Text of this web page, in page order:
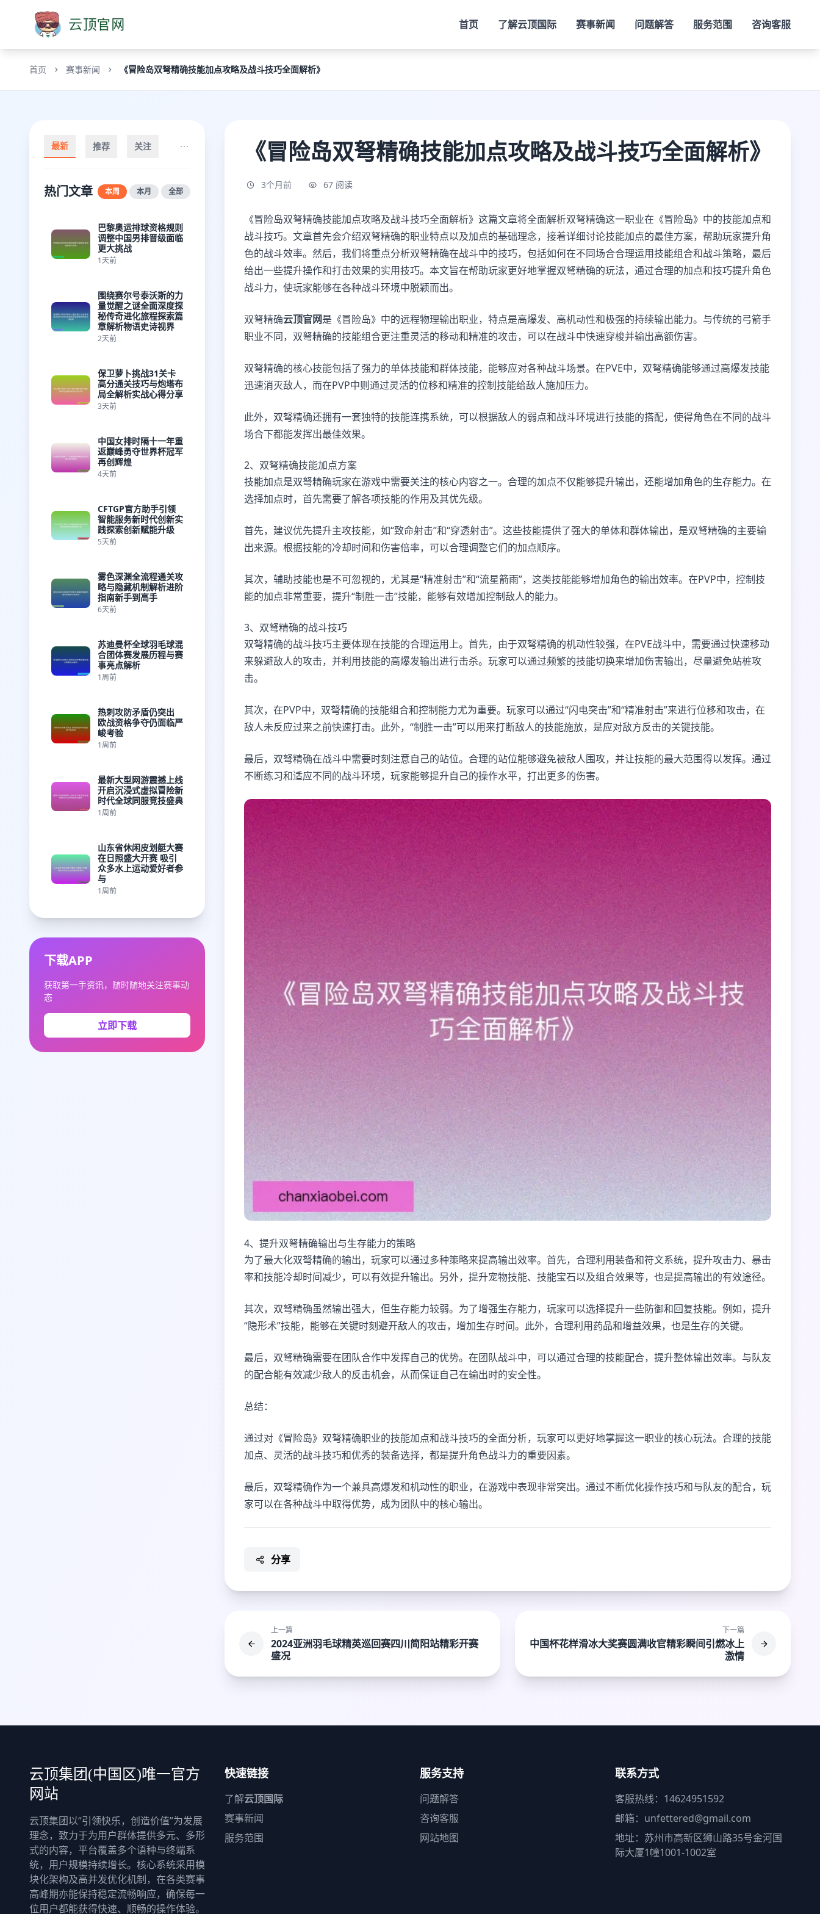
首页 了解云顶国际 赛事新闻 问题解答 服务范围 咨询客服
首页 赛事新闻 《冒险岛双弩精确技能加点攻略及战斗技巧全面解析》
最新 推荐 关注
热门文章 本周 本月 全部
巴黎奥运排球资格规则
调整中国男排晋级面临
更大挑战
1天前
围绕赛尔号泰沃斯的力
量觉醒之谜全面深度探
秘传奇进化旅程探索篇
章解析物语史诗视界
2天前
保卫萝卜挑战31关卡
高分通关技巧与炮塔布
局全解析实战心得分享
3天前
中国女排时隔十一年重
返巅峰勇夺世界杯冠军
再创辉煌
4天前
CFTGP官方助手引领
智能服务新时代创新实
践探索创新赋能升级
5天前
雾色深渊全流程通关攻
略与隐藏机制解析进阶
指南新手到高手
6天前
苏迪曼杯全球羽毛球混
合团体赛发展历程与赛
事亮点解析
1周前
热刺攻防矛盾仍突出
欧战资格争夺仍面临严
峻考验
1周前
最新大型网游震撼上线
开启沉浸式虚拟冒险新
时代全球同服竞技盛典
1周前
山东省休闲皮划艇大赛
在日照盛大开赛 吸引
众多水上运动爱好者参
与
1周前
下载APP
获取第一手资讯，随时随地关注赛事动
态
立即下载
《冒险岛双弩精确技能加点攻略及战斗技巧全面解析》
3个月前 67 阅读
《冒险岛双弩精确技能加点攻略及战斗技巧全面解析》这篇文章将全面解析双弩精确这一职业在《冒险岛》中的技能加点和
战斗技巧。文章首先会介绍双弩精确的职业特点以及加点的基础理念，接着详细讨论技能加点的最佳方案，帮助玩家提升角
色的战斗效率。然后，我们将重点分析双弩精确在战斗中的技巧，包括如何在不同场合合理运用技能组合和战斗策略，最后
给出一些提升操作和打击效果的实用技巧。本文旨在帮助玩家更好地掌握双弩精确的玩法，通过合理的加点和技巧提升角色
战斗力，使玩家能够在各种战斗环境中脱颖而出。
双弩精确云顶官网是《冒险岛》中的远程物理输出职业，特点是高爆发、高机动性和极强的持续输出能力。与传统的弓箭手
职业不同，双弩精确的技能组合更注重灵活的移动和精准的攻击，可以在战斗中快速穿梭并输出高额伤害。
双弩精确的核心技能包括了强力的单体技能和群体技能，能够应对各种战斗场景。在PVE中，双弩精确能够通过高爆发技能
迅速消灭敌人，而在PVP中则通过灵活的位移和精准的控制技能给敌人施加压力。
此外，双弩精确还拥有一套独特的技能连携系统，可以根据敌人的弱点和战斗环境进行技能的搭配，使得角色在不同的战斗
场合下都能发挥出最佳效果。
2、双弩精确技能加点方案
技能加点是双弩精确玩家在游戏中需要关注的核心内容之一。合理的加点不仅能够提升输出，还能增加角色的生存能力。在
选择加点时，首先需要了解各项技能的作用及其优先级。
首先，建议优先提升主攻技能，如“致命射击”和“穿透射击”。这些技能提供了强大的单体和群体输出，是双弩精确的主要输
出来源。根据技能的冷却时间和伤害倍率，可以合理调整它们的加点顺序。
其次，辅助技能也是不可忽视的，尤其是“精准射击”和“流星箭雨”，这类技能能够增加角色的输出效率。在PVP中，控制技
能的加点非常重要，提升“制胜一击”技能，能够有效增加控制敌人的能力。
3、双弩精确的战斗技巧
双弩精确的战斗技巧主要体现在技能的合理运用上。首先，由于双弩精确的机动性较强，在PVE战斗中，需要通过快速移动
来躲避敌人的攻击，并利用技能的高爆发输出进行击杀。玩家可以通过频繁的技能切换来增加伤害输出，尽量避免站桩攻
击。
其次，在PVP中，双弩精确的技能组合和控制能力尤为重要。玩家可以通过“闪电突击”和“精准射击”来进行位移和攻击，在
敌人未反应过来之前快速打击。此外，“制胜一击”可以用来打断敌人的技能施放，是应对敌方反击的关键技能。
最后，双弩精确在战斗中需要时刻注意自己的站位。合理的站位能够避免被敌人围攻，并让技能的最大范围得以发挥。通过
不断练习和适应不同的战斗环境，玩家能够提升自己的操作水平，打出更多的伤害。
4、提升双弩精确输出与生存能力的策略
为了最大化双弩精确的输出，玩家可以通过多种策略来提高输出效率。首先，合理利用装备和符文系统，提升攻击力、暴击
率和技能冷却时间减少，可以有效提升输出。另外，提升宠物技能、技能宝石以及组合效果等，也是提高输出的有效途径。
其次，双弩精确虽然输出强大，但生存能力较弱。为了增强生存能力，玩家可以选择提升一些防御和回复技能。例如，提升
“隐形术”技能，能够在关键时刻避开敌人的攻击，增加生存时间。此外，合理利用药品和增益效果，也是生存的关键。
最后，双弩精确需要在团队合作中发挥自己的优势。在团队战斗中，可以通过合理的技能配合，提升整体输出效率。与队友
的配合能有效减少敌人的反击机会，从而保证自己在输出时的安全性。
总结：
通过对《冒险岛》双弩精确职业的技能加点和战斗技巧的全面分析，玩家可以更好地掌握这一职业的核心玩法。合理的技能
加点、灵活的战斗技巧和优秀的装备选择，都是提升角色战斗力的重要因素。
最后，双弩精确作为一个兼具高爆发和机动性的职业，在游戏中表现非常突出。通过不断优化操作技巧和与队友的配合，玩
家可以在各种战斗中取得优势，成为团队中的核心输出。
分享
上一篇
2024亚洲羽毛球精英巡回赛四川简阳站精彩开赛
盛况
下一篇
中国杯花样滑冰大奖赛圆满收官精彩瞬间引燃冰上
激情
云顶集团(中国区)唯一官方
网站
云顶集团以“引领快乐，创造价值”为发展
理念，致力于为用户群体提供多元、多形
式的内容，平台覆盖多个语种与终端系
统，用户规模持续增长。核心系统采用模
块化架构及高并发优化机制，在各类赛事
高峰期亦能保持稳定流畅响应，确保每一
位用户都能获得快速、顺畅的操作体验。
快速链接
了解云顶国际
赛事新闻
服务范围
服务支持
问题解答
咨询客服
网站地图
联系方式
客服热线：14624951592
邮箱：unfettered@gmail.com
地址：苏州市高新区狮山路35号金河国
际大厦1幢1001-1002室